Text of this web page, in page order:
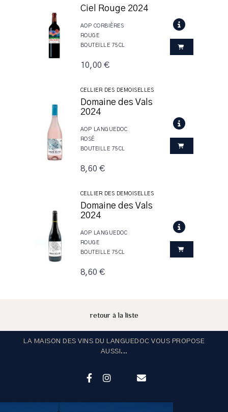
Ciel Rouge 2024
AOP CORBIÈRES
ROUGE
BOUTEILLE 75CL
10,00 €
CELLIER DES DEMOISELLES
Domaine des Vals
2024
AOP LANGUEDOC
ROSÉ
BOUTEILLE 75CL
8,60 €
CELLIER DES DEMOISELLES
Domaine des Vals
2024
AOP LANGUEDOC
ROUGE
BOUTEILLE 75CL
8,60 €
retour à la liste
LA MAISON DES VINS DU LANGUEDOC VOUS PROPOSE
AUSSI...